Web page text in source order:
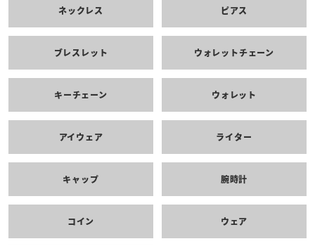
ネックレス ピアス
ブレスレット ウォレットチェーン
キーチェーン ウォレット
アイウェア ライター
キャップ 腕時計
コイン ウェア